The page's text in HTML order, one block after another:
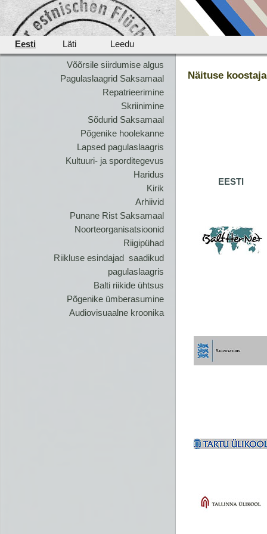
Näituse
EESTI
Võõrsile siirdumise algus
Pagulaslaagrid Saksamaal
Repatrieerimine
Skriinimine
Sõdurid Saksamaal
Põgenike hoolekanne
Lapsed pagulaslaagris
Kultuuri- ja sporditegevus
Haridus
Kirik
Arhiivid
Punane Rist Saksamaal
Noorteorganisatsioonid
Riigipühad
Riikluse esindajad  saadikud
pagulaslaagris
Balti riikide ühtsus
Põgenike ümberasumine
Audiovisuaalne kroonika
Eesti Läti Leedu